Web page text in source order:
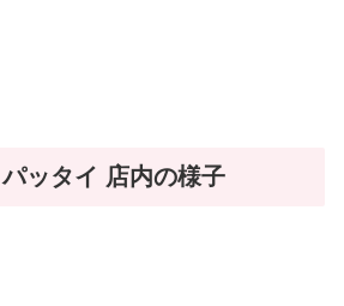
ッタイ 店内の様子